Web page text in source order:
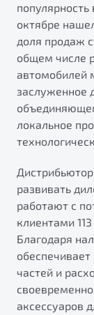
Элегантный
от 1 699 990
Обзор В
X70
от 2 499
Узнайте о
Подробно
Будьте еще
"Помощь на
Запись на
октябре
доля продаж
общем числе
автомобилей
заслуженное
локальное
развивать
работают с
клиентами
Благодаря
частей и
аксессуаров